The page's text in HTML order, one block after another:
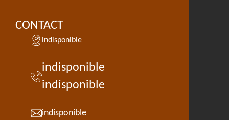
CONTACT
indisponible
indisponible
indisponible
indisponible